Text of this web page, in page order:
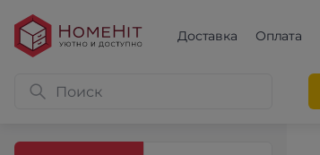
Доставка Оплата